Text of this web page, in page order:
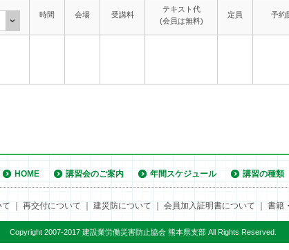
時間
会場 受講料
テキスト代
(会員は無料)
定員 予約
HOME 講習会のご案内 年間スケジュール 講習の種類
て ｜ 再交付について ｜ 建災防について ｜会員加入証明書について ｜書籍
Copyright 2007-2017 建設業労働災害防止協会 熊本県支部 All Rights Reserved.